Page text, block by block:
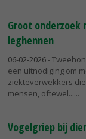
Groot onderzoek
leghennen
06-02-2026-
een uitnodiging om
ziekteverwekkers
mensen, oftewel...
Vogelgriep bij